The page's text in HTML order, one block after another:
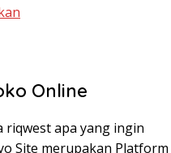
Online
apa yang ingin
Site merupakan Platform